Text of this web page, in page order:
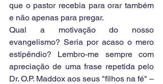
que o pastor recebia para orar também
e não apenas para pregar.
Qual a motivação do nosso
evangelismo? Seria por acaso o mero
estipêndio? Lembro-me sempre com
apreciação de uma frase repetida pelo
Dr. O.P. Maddox aos seus "filhos na fé" –